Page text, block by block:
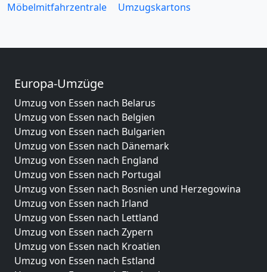
Möbelmitfahrzentrale
Umzugskartons
Europa-Umzüge
Umzug von Essen nach Belarus
Umzug von Essen nach Belgien
Umzug von Essen nach Bulgarien
Umzug von Essen nach Dänemark
Umzug von Essen nach England
Umzug von Essen nach Portugal
Umzug von Essen nach Bosnien und Herzegowina
Umzug von Essen nach Irland
Umzug von Essen nach Lettland
Umzug von Essen nach Zypern
Umzug von Essen nach Kroatien
Umzug von Essen nach Estland